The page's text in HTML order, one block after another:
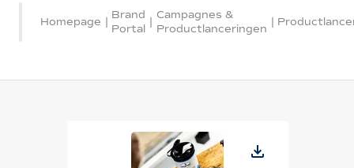
Homepage |
Brand
Portal
|
Campagnes &
Productlanceringen
|